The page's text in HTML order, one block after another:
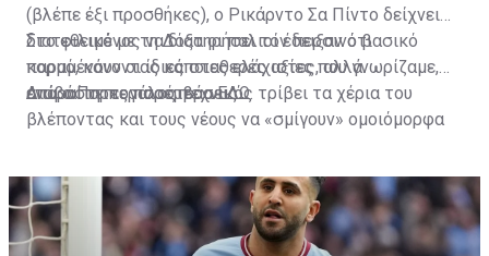
(βλέπε έξι προσθήκες), ο Ρικάρντο Σα Πίντο δείχνει
διατεθειμένος να διατηρήσει τον περσινό βασικό
κορμό, κάνοντας κάποιες ελάχιστες, αλλά
απαραίτητες παρεμβάσεις.
Στο φιλικό με τη Δόξα οι παλιοί έδειξαν ότι
παραμένουν οι ίδιες σταθερές αξίες που γνωρίζαμε,
ενώ ο Πορτογάλος τεχνικός τρίβει τα χέρια του
βλέποντας και τους νέους να «σμίγουν» ομοιόμορφα
Διαβάστε περισσότεραΕΔΩ.